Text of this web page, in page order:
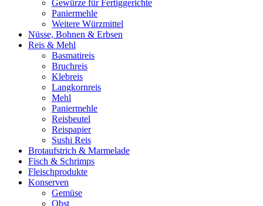
Gewürze für Fertiggerichte
Paniermehle
Weitere Würzmittel
Nüsse, Bohnen & Erbsen
Reis & Mehl
Basmatireis
Bruchreis
Klebreis
Langkornreis
Mehl
Paniermehle
Reisbeutel
Reispapier
Sushi Reis
Brotaufstrich & Marmelade
Fisch & Schrimps
Fleischprodukte
Konserven
Gemüse
Obst